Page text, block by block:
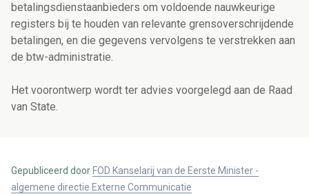
betalingsdienstaanbieders om voldoende nauwkeurige
registers bij te houden van relevante grensoverschrijdende
betalingen, en die gegevens vervolgens te verstrekken aan
de btw-administratie.
Het voorontwerp wordt ter advies voorgelegd aan de Raad
van State.
Gepubliceerd door FOD Kanselarij van de Eerste Minister -
algemene directie Externe Communicatie